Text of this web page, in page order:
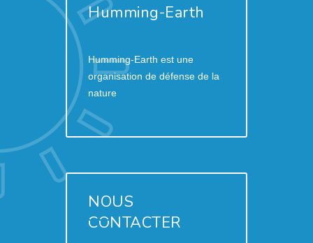
Humming-Earth
Humming-Earth est une
organisation de défense de la
nature
NOUS
CONTACTER